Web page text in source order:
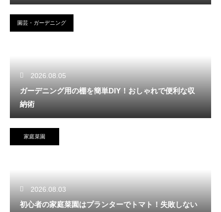
園芸・ガーデニング
2026.08.05
ガーデニング用の棚を簡単DIY！おしゃれで便利な収
納術
家庭菜園
2026.08.03
初心者の家庭菜園はプランターでトマト！失敗しない